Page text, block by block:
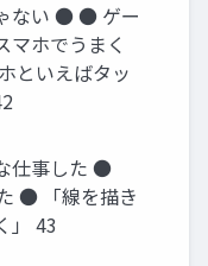
ない ● ● ゲー
マホでうまく
といえばタッ
仕事した ●
● 「線を描き
」 43